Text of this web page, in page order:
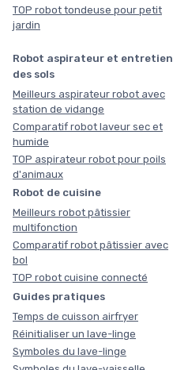
TOP robot tondeuse pour petit
jardin
Robot aspirateur et entretien
des sols
Meilleurs aspirateur robot avec
station de vidange
Comparatif robot laveur sec et
humide
TOP aspirateur robot pour poils
d'animaux
Robot de cuisine
Meilleurs robot pâtissier
multifonction
Comparatif robot pâtissier avec
bol
TOP robot cuisine connecté
Guides pratiques
Temps de cuisson airfryer
Réinitialiser un lave-linge
Symboles du lave-linge